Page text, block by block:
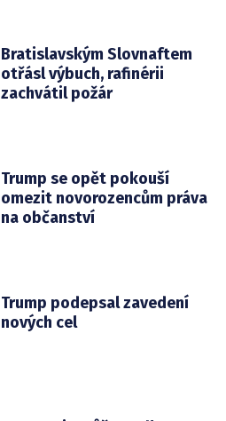
Bratislavským Slovnaftem
otřásl výbuch, rafinérii
zachvátil požár
Trump se opět pokouší
omezit novorozencům práva
na občanství
Trump podepsal zavedení
nových cel